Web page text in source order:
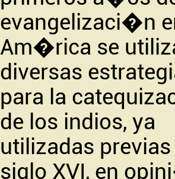
evangelizaci�n
Am�rica se
diversas
para la
de los indios, ya
utilizadas
siglo XVI, en